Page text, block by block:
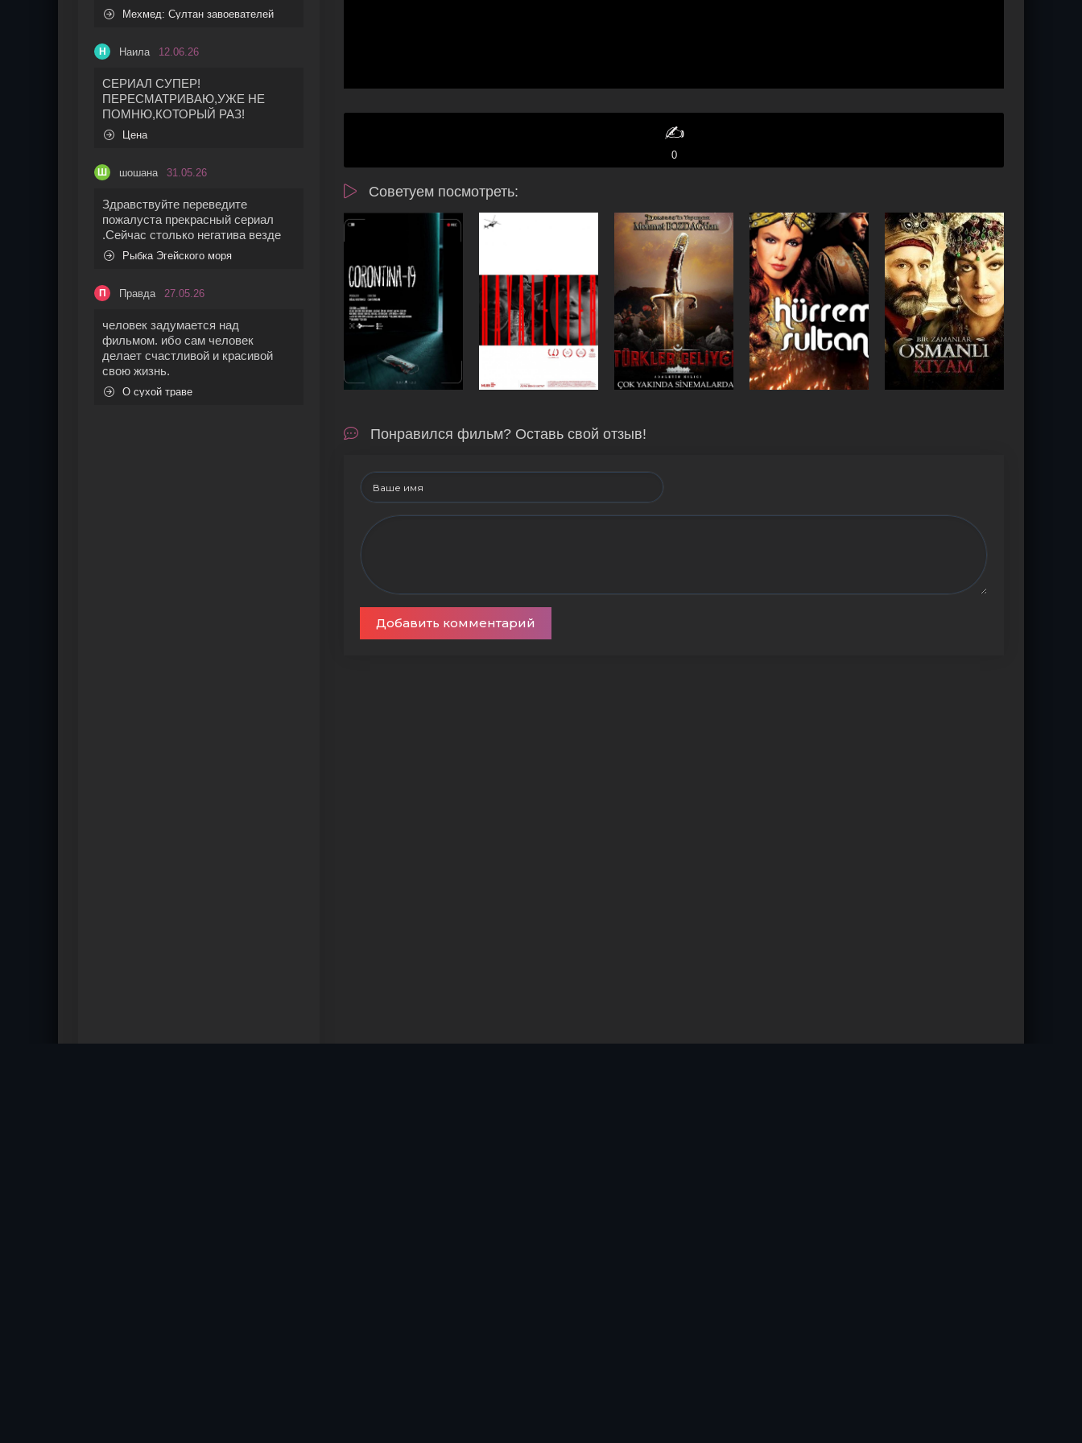
Мехмед: Султан завоевателей
Н Наила 12.06.26
СЕРИАЛ СУПЕР!
ПЕРЕСМАТРИВАЮ,УЖЕ НЕ
ПОМНЮ,КОТОРЫЙ РАЗ!
Цена
Ш шошана 31.05.26
Здравствуйте переведите
пожалуста прекрасный сериал
.Сейчас столько негатива везде
Рыбка Эгейского моря
П Правда 27.05.26
человек задумается над
фильмом. ибо сам человек
делает счастливой и красивой
свою жизнь.
О сухой траве
✍️
0
Советуем посмотреть:
Понравился фильм? Оставь свой отзыв!
Добавить комментарий